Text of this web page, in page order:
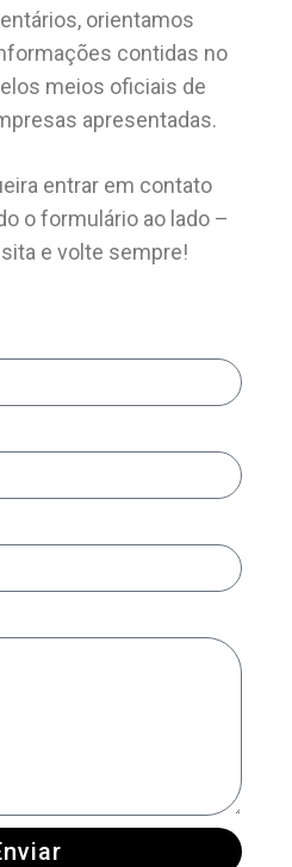
orientamos
contidas no
meios oficiais de
apresentadas.
entrar em contato
o formulário ao lado –
e volte sempre!